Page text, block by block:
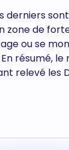
de
ou se
résumé,
relevé les